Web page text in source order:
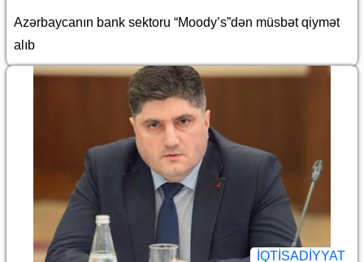
Azərbaycanın bank sektoru “Moody’s”dən müsbət qiymət
alıb
İQTİSADİYYAT